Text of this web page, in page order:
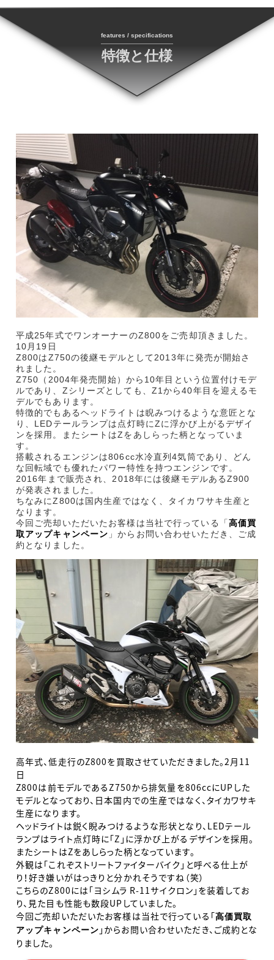
features / specifications
特徴と仕様
平成25年式でワンオーナーのZ800をご売却頂きました。
10月19日
Z800はZ750の後継モデルとして2013年に発売が開始さ
れました。
Z750（2004年発売開始）から10年目という位置付けモデ
ルであり、Zシリーズとしても、Z1から40年目を迎えるモ
デルでもあります。
特徴的でもあるヘッドライトは睨みつけるような意匠とな
り、LEDテールランプは点灯時にZに浮かび上がるデザイ
ンを採用。またシートはZをあしらった柄となっていま
す。
搭載されるエンジンは806cc水冷直列4気筒であり、どん
な回転域でも優れたパワー特性を持つエンジンです。
2016年まで販売され、2018年には後継モデルあるZ900
が発表されました。
ちなみにZ800は国内生産ではなく、タイカワサキ生産と
なります。
今回ご売却いただいたお客様は当社で行っている「高価買
取アップキャンペーン 」からお問い合わせいただき、ご成
約となりました。
高年式、低走行のZ800を買取させていただきました。2月11
日
Z800は前モデルであるZ750から排気量を806ccにUPした
モデルとなっており、日本国内での生産ではなく、タイカワサキ
生産になります。
ヘッドライトは鋭く睨みつけるような形状となり、LEDテール
ランプはライト点灯時に「Z」に浮かび上がるデザインを採用。
またシートはZをあしらった柄となっています。
外観は「これぞストリートファイターバイク」と呼べる仕上が
り！好き嫌いがはっきりと分かれそうですね（笑）
こちらのZ800には「ヨシムラ R-11サイクロン」を装着してお
り、見た目も性能も数段UPしていました。
今回ご売却いただいたお客様は当社で行っている「高価買取
アップキャンペーン 」からお問い合わせいただき、ご成約とな
りました。